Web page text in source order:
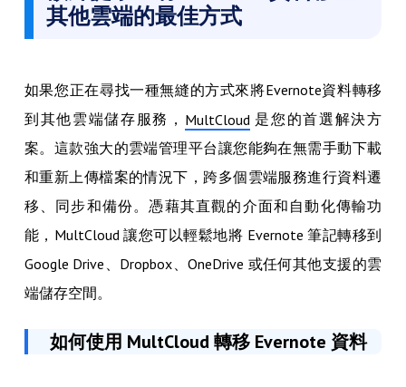
其他雲端的最佳方式
如果您正在尋找一種無縫的方式來將Evernote資料轉移
到其他雲端儲存服務， MultCloud 是您的首選解決方
案。這款強大的雲端管理平台讓您能夠在無需手動下載
和重新上傳檔案的情況下，跨多個雲端服務進行資料遷
移、同步和備份。憑藉其直觀的介面和自動化傳輸功
能，MultCloud 讓您可以輕鬆地將 Evernote 筆記轉移到
Google Drive、Dropbox、OneDrive 或任何其他支援的雲
端儲存空間。
如何使用 MultCloud 轉移 Evernote 資料